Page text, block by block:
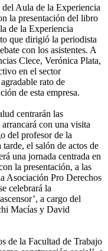
Aula de la Experiencia
la presentación del libro
de la Experiencia
que dirigió la periodista
con los asistentes. A
Clece, Verónica Plata,
en el sector
rato de
de esta empresa.
centrarán las
con una visita
del profesor de la
el salón de actos de
una jornada centrada en
la presentación, a las
Asociación Pro Derechos
celebrará la
a cargo del
Macías y David
de la Facultad de Trabajo